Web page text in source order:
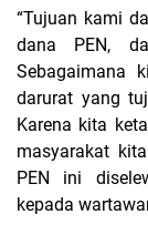
“Tujuan kami
dana PEN,
Sebagaimana
darurat yang
Karena kita
masyarakat
PEN ini
kepada